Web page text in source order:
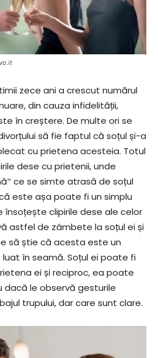
zece ani a crescut numărul
din cauza infidelității,
în creștere. De multe ori se
să fie faptul că soțul și-a
cu prietena acesteia. Totul
dese cu prietenii, unde
ce se simte atrasă de soțul
este așa poate fi un simplu
însoțește clipirile dese ale celor
astfel de zâmbete la soțul ei și
să știe că acesta este un
în seamă. Soțul ei poate fi
ei și reciproc, ea poate
dacă le observă gesturile
trupului, dar care sunt clare.